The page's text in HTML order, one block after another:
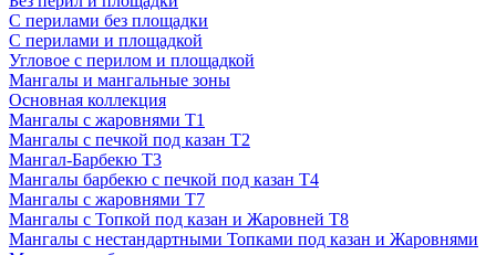
С перилами без площадки
С перилами и площадкой
Угловое с перилом и площадкой
Мангалы и мангальные зоны
Основная коллекция
Мангалы с жаровнями Т1
Мангалы с печкой под казан Т2
Мангал-Барбекю Т3
Мангалы барбекю с печкой под казан Т4
Мангалы с жаровнями Т7
Мангалы с Топкой под казан и Жаровней Т8
Мангалы с нестандартными Топками под казан и Жаровнями